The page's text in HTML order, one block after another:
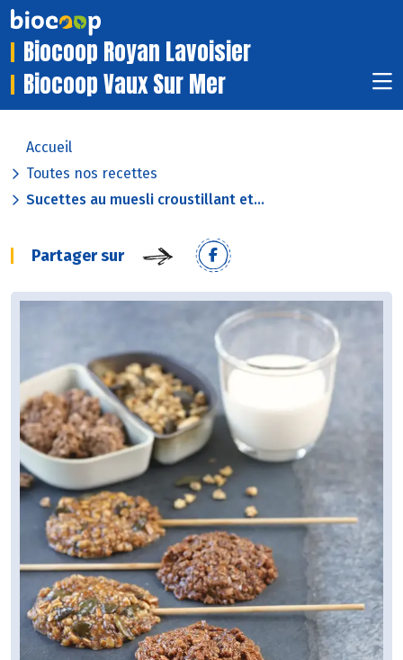
Biocoop Royan Lavoisier
Biocoop Vaux Sur Mer
Accueil
Toutes nos recettes
Sucettes au muesli croustillant et...
Partager sur